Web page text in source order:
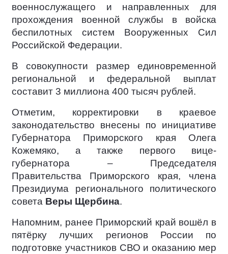
военнослужащего и направленных для
прохождения военной службы в войска
беспилотных систем Вооруженных Сил
Российской Федерации.
В совокупности размер единовременной
региональной и федеральной выплат
составит 3 миллиона 400 тысяч рублей.
Отметим, корректировки в краевое
законодательство внесены по инициативе
Губернатора Приморского края Олега
Кожемяко, а также первого вице-
губернатора – Председателя
Правительства Приморского края, члена
Президиума регионального политического
совета Веры Щербина.
Напомним, ранее Приморский край вошёл в
пятёрку лучших регионов России по
подготовке участников СВО и оказанию мер